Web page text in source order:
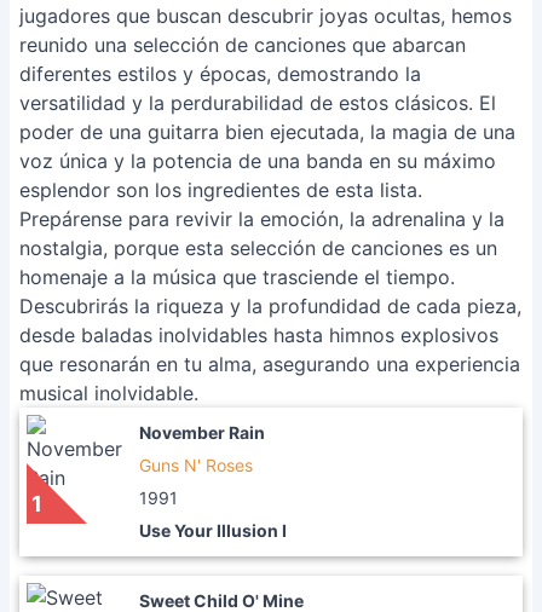
jugadores que buscan descubrir joyas ocultas, hemos
reunido una selección de canciones que abarcan
diferentes estilos y épocas, demostrando la
versatilidad y la perdurabilidad de estos clásicos. El
poder de una guitarra bien ejecutada, la magia de una
voz única y la potencia de una banda en su máximo
esplendor son los ingredientes de esta lista.
Prepárense para revivir la emoción, la adrenalina y la
nostalgia, porque esta selección de canciones es un
homenaje a la música que trasciende el tiempo.
Descubrirás la riqueza y la profundidad de cada pieza,
desde baladas inolvidables hasta himnos explosivos
que resonarán en tu alma, asegurando una experiencia
musical inolvidable.
1
November Rain
Guns N' Roses
1991
Use Your Illusion I
Sweet Child O' Mine